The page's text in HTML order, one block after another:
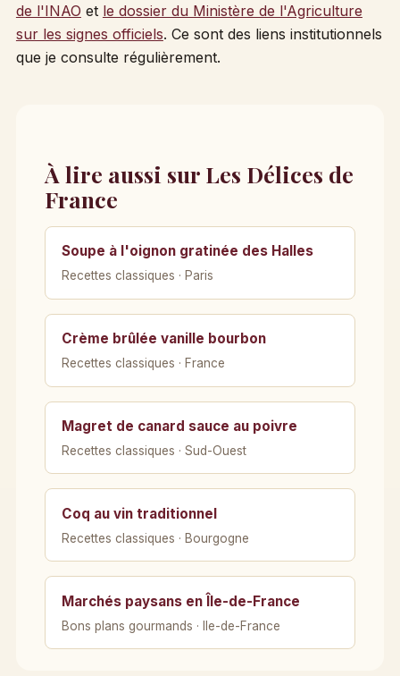
de l'INAO et le dossier du Ministère de l'Agriculture
sur les signes officiels. Ce sont des liens institutionnels
que je consulte régulièrement.
À lire aussi sur Les Délices de
France
Soupe à l'oignon gratinée des Halles
Recettes classiques · Paris
Crème brûlée vanille bourbon
Recettes classiques · France
Magret de canard sauce au poivre
Recettes classiques · Sud-Ouest
Coq au vin traditionnel
Recettes classiques · Bourgogne
Marchés paysans en Île-de-France
Bons plans gourmands · Ile-de-France